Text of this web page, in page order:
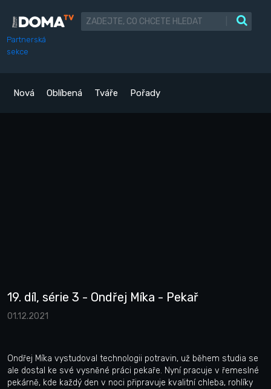
Partnerská
sekce
Nová Oblíbená Tváře Pořady
19. díl, série 3 - Ondřej Míka - Pekař
01.12.2021
Ondřej Míka vystudoval technologii potravin, už během studia se
ale dostal ke své vysněné práci pekaře. Nyní pracuje v řemeslné
pekárně, kde každý den v noci připravuje kvalitní chleba, rohlíky